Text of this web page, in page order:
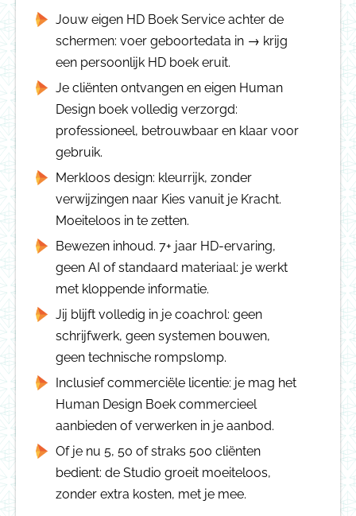
Jouw eigen HD Boek Service achter de
schermen: voer geboortedata in → krijg
een persoonlijk HD boek eruit.
Je cliënten ontvangen en eigen Human
Design boek volledig verzorgd:
professioneel, betrouwbaar en klaar voor
gebruik.
Merkloos design: kleurrijk, zonder
verwijzingen naar Kies vanuit je Kracht.
Moeiteloos in te zetten.
Bewezen inhoud. 7+ jaar HD-ervaring,
geen AI of standaard materiaal: je werkt
met kloppende informatie.
Jij blijft volledig in je coachrol: geen
schrijfwerk, geen systemen bouwen,
geen technische rompslomp.
Inclusief commerciële licentie: je mag het
Human Design Boek commercieel
aanbieden of verwerken in je aanbod.
Of je nu 5, 50 of straks 500 cliënten
bedient: de Studio groeit moeiteloos,
zonder extra kosten, met je mee.